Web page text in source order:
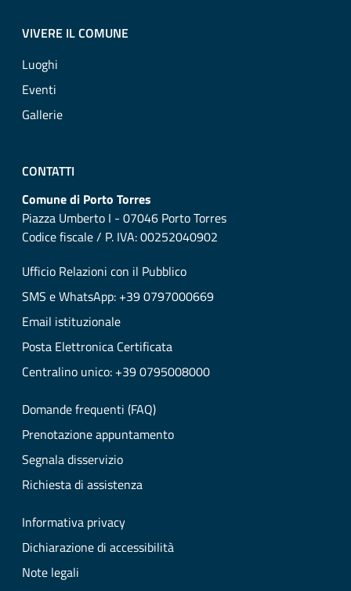
VIVERE IL COMUNE
Luoghi
Eventi
Gallerie
CONTATTI
Comune di Porto Torres
Piazza Umberto I - 07046 Porto Torres
Codice fiscale / P. IVA: 00252040902
Ufficio Relazioni con il Pubblico
SMS e WhatsApp: +39 0797000669
Email istituzionale
Posta Elettronica Certificata
Centralino unico: +39 0795008000
Domande frequenti (FAQ)
Prenotazione appuntamento
Segnala disservizio
Richiesta di assistenza
Informativa privacy
Dichiarazione di accessibilità
Note legali